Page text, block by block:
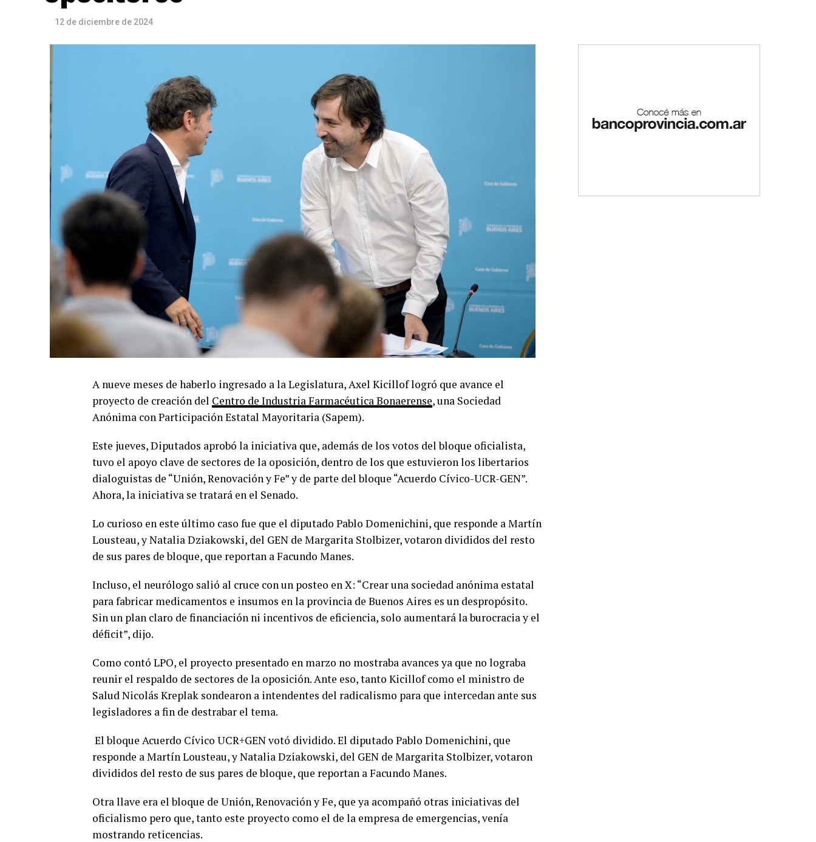
12 de diciembre de 2024
A nueve meses de haberlo ingresado a la Legislatura, Axel Kicillof logró que avance el
proyecto de creación del Centro de Industria Farmacéutica Bonaerense, una Sociedad
Anónima con Participación Estatal Mayoritaria (Sapem).
Este jueves, Diputados aprobó la iniciativa que, además de los votos del bloque oficialista,
tuvo el apoyo clave de sectores de la oposición, dentro de los que estuvieron los libertarios
dialoguistas de “Unión, Renovación y Fe” y de parte del bloque “Acuerdo Cívico-UCR-GEN”.
Ahora, la iniciativa se tratará en el Senado.
Lo curioso en este último caso fue que el diputado Pablo Domenichini, que responde a Martín
Lousteau, y Natalia Dziakowski, del GEN de Margarita Stolbizer, votaron divididos del resto
de sus pares de bloque, que reportan a Facundo Manes.
Incluso, el neurólogo salió al cruce con un posteo en X: “Crear una sociedad anónima estatal
para fabricar medicamentos e insumos en la provincia de Buenos Aires es un despropósito.
Sin un plan claro de financiación ni incentivos de eficiencia, solo aumentará la burocracia y el
déficit”, dijo.
Como contó LPO, el proyecto presentado en marzo no mostraba avances ya que no lograba
reunir el respaldo de sectores de la oposición. Ante eso, tanto Kicillof como el ministro de
Salud Nicolás Kreplak sondearon a intendentes del radicalismo para que intercedan ante sus
legisladores a fin de destrabar el tema.
El bloque Acuerdo Cívico UCR+GEN votó dividido. El diputado Pablo Domenichini, que
responde a Martín Lousteau, y Natalia Dziakowski, del GEN de Margarita Stolbizer, votaron
divididos del resto de sus pares de bloque, que reportan a Facundo Manes.
Otra llave era el bloque de Unión, Renovación y Fe, que ya acompañó otras iniciativas del
oficialismo pero que, tanto este proyecto como el de la empresa de emergencias, venía
mostrando reticencias.